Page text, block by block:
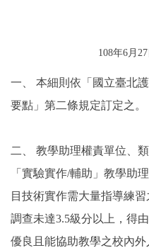
108年6月
一、
本細則依「國立臺北
要點」第二條規定訂定之。
二、
教學助理權責單位、
「實驗實作/輔助」教學助
目技術實作需大量指導練
調查未達3.5級分以上，得
優良且能協助教學之校內外